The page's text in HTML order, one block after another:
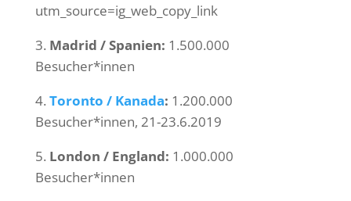
utm_source=ig_web_copy_link
3. Madrid / Spanien: 1.500.000
Besucher*innen
4. Toronto / Kanada: 1.200.000
Besucher*innen, 21-23.6.2019
5. London / England: 1.000.000
Besucher*innen